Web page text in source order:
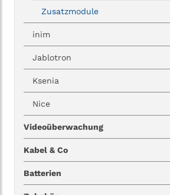
Zusatzmodule
inim
Jablotron
Ksenia
Nice
Videoüberwachung
Kabel & Co
Batterien